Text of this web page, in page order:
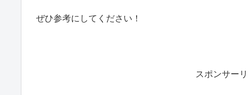
ぜひ参考にしてください！
スポンサー